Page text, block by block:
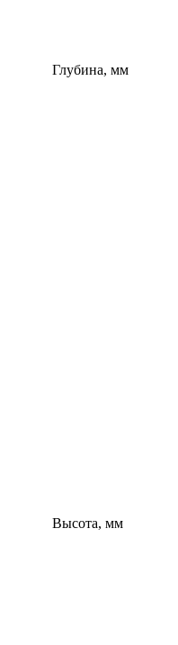
Глубина, мм
Высота, мм